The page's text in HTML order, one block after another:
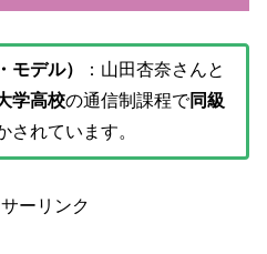
モデル）
：山田杏奈さんと
学高校の通信制課程で同級
されています。
ーリンク